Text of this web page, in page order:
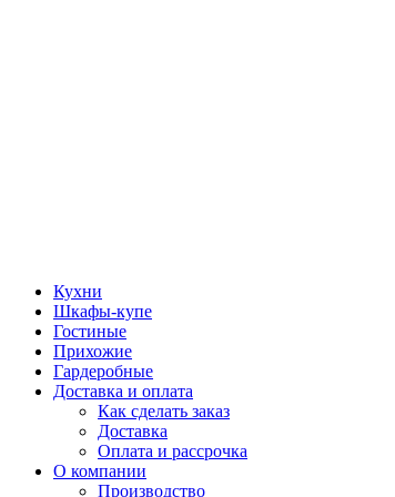
Кухни
Шкафы-купе
Гостиные
Прихожие
Гардеробные
Доставка и оплата
Как сделать заказ
Доставка
Оплата и рассрочка
О компании
Производство